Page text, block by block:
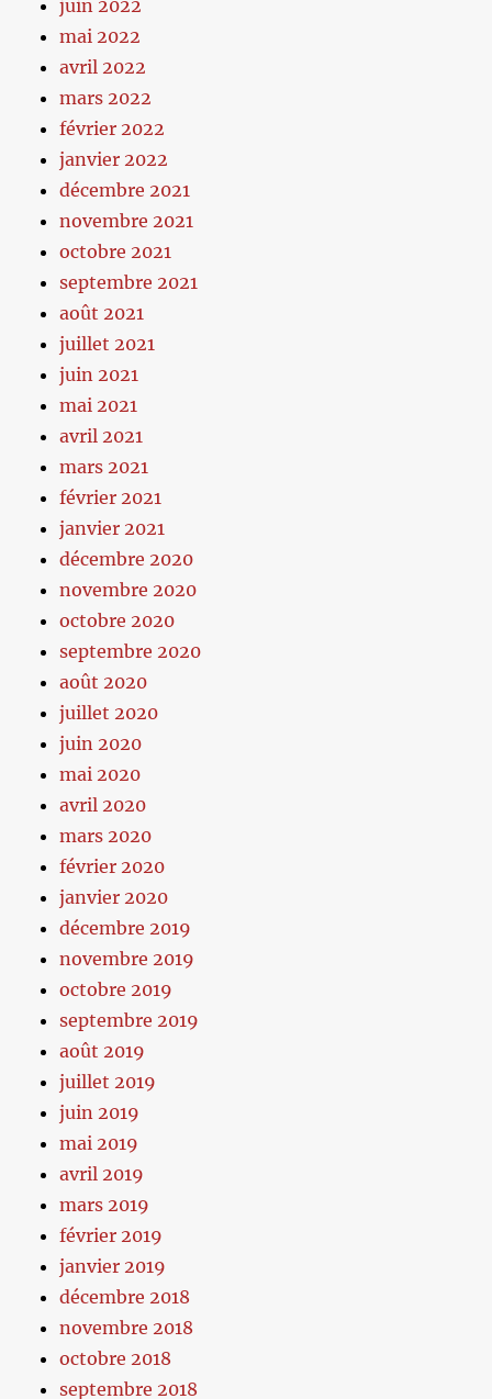
juin 2022
mai 2022
avril 2022
mars 2022
février 2022
janvier 2022
décembre 2021
novembre 2021
octobre 2021
septembre 2021
août 2021
juillet 2021
juin 2021
mai 2021
avril 2021
mars 2021
février 2021
janvier 2021
décembre 2020
novembre 2020
octobre 2020
septembre 2020
août 2020
juillet 2020
juin 2020
mai 2020
avril 2020
mars 2020
février 2020
janvier 2020
décembre 2019
novembre 2019
octobre 2019
septembre 2019
août 2019
juillet 2019
juin 2019
mai 2019
avril 2019
mars 2019
février 2019
janvier 2019
décembre 2018
novembre 2018
octobre 2018
septembre 2018